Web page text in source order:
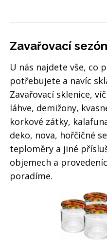
Zavařovací
U nás najdete vše, co
potřebujete a navíc
Zavařovací sklenice,
láhve, demižony,
korkové zátky,
deko, nova, hořčičné
teploměry a jiné
objemech a
poradíme.